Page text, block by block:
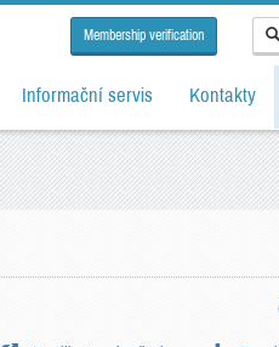
Membership verification
Informační servis Kontakty